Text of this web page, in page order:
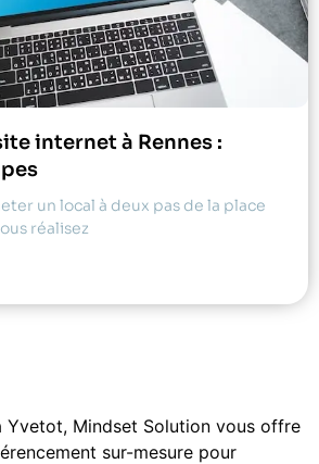
internet à Rennes :
un local à deux pas de la place
réalisez
Yvetot, Mindset Solution vous offre
sur-mesure pour